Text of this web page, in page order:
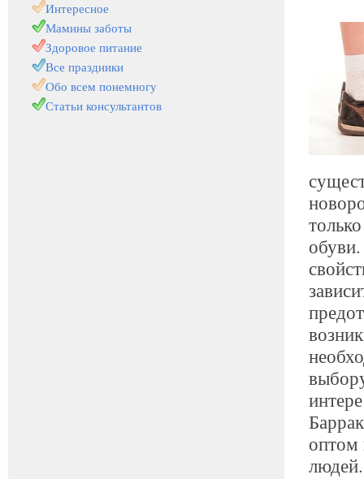
оптом
людей.
Интересное
Мамины заботы
Здоровое питание
Все праздники
Обо всем понемногу
Статьи консультантов